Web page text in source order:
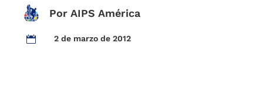
Por AIPS América
 2 de marzo de 2012